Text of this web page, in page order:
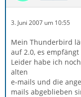
3. Juni 2007 um 10:55
Mein Thunderbird
auf 2.0, es
Leider habe ich
alten
e-mails und die
mails abgeblieben